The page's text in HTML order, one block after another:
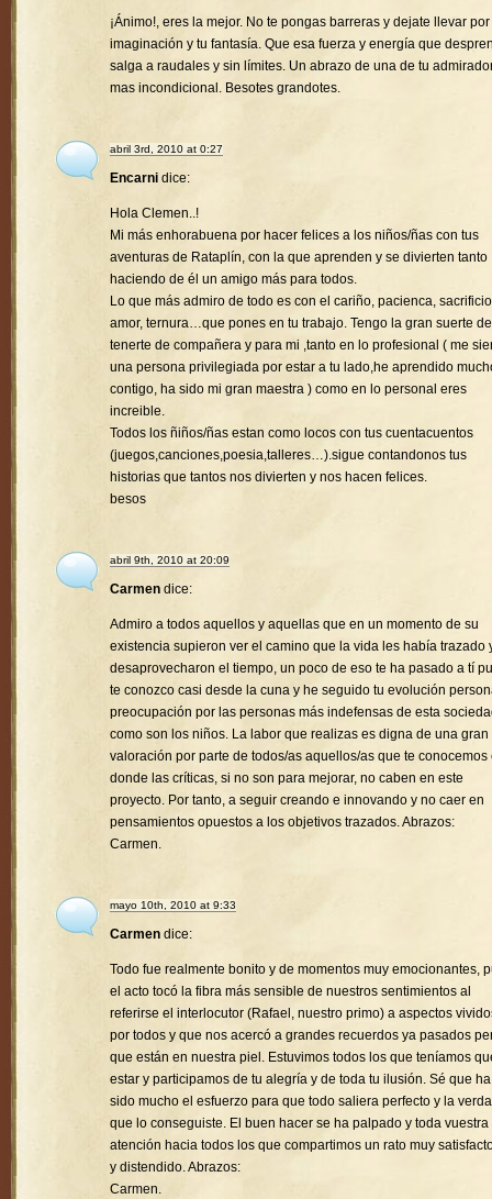
¡Ánimo!, eres la mejor. No te pongas barreras y dejate llevar por
imaginación y tu fantasía. Que esa fuerza y energía que
salga a raudales y sin límites. Un abrazo de una de tu
mas incondicional. Besotes grandotes.
abril 3rd, 2010 at 0:27
Encarni dice:
Hola Clemen..!
Mi más enhorabuena por hacer felices a los niños/ñas con tus
aventuras de Rataplín, con la que aprenden y se divierten tanto
haciendo de él un amigo más para todos.
Lo que más admiro de todo es con el cariño, pacienca,
amor, ternura…que pones en tu trabajo. Tengo la gran suerte de
tenerte de compañera y para mi ,tanto en lo profesional ( me
una persona privilegiada por estar a tu lado,he aprendido
contigo, ha sido mi gran maestra ) como en lo personal eres
increible.
Todos los ñiños/ñas estan como locos con tus cuentacuentos
(juegos,canciones,poesia,talleres…).sigue contandonos tus
historias que tantos nos divierten y nos hacen felices.
besos
abril 9th, 2010 at 20:09
Carmen dice:
Admiro a todos aquellos y aquellas que en un momento de su
existencia supieron ver el camino que la vida les había trazado
desaprovecharon el tiempo, un poco de eso te ha pasado a tí
te conozco casi desde la cuna y he seguido tu evolución
preocupación por las personas más indefensas de esta
como son los niños. La labor que realizas es digna de una gran
valoración por parte de todos/as aquellos/as que te conocemos
donde las críticas, si no son para mejorar, no caben en este
proyecto. Por tanto, a seguir creando e innovando y no caer en
pensamientos opuestos a los objetivos trazados. Abrazos:
Carmen.
mayo 10th, 2010 at 9:33
Carmen dice:
Todo fue realmente bonito y de momentos muy emocionantes,
el acto tocó la fibra más sensible de nuestros sentimientos al
referirse el interlocutor (Rafael, nuestro primo) a aspectos
por todos y que nos acercó a grandes recuerdos ya pasados
que están en nuestra piel. Estuvimos todos los que teníamos
estar y participamos de tu alegría y de toda tu ilusión. Sé que ha
sido mucho el esfuerzo para que todo saliera perfecto y la
que lo conseguiste. El buen hacer se ha palpado y toda vuestra
atención hacia todos los que compartimos un rato muy
y distendido. Abrazos:
Carmen.